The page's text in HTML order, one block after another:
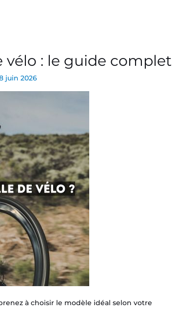
vélo : le guide complet
juin 2026
à choisir le modèle idéal selon votre